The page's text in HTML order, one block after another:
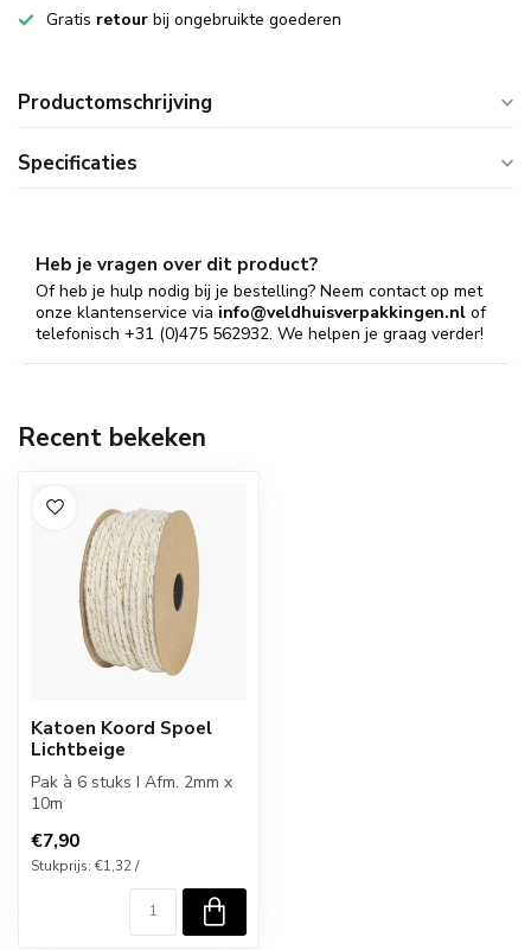
Gratis retour bij ongebruikte goederen
Productomschrijving
Specificaties
Heb je vragen over dit product?
Of heb je hulp nodig bij je bestelling? Neem contact op met
onze klantenservice via info@veldhuisverpakkingen.nl of
telefonisch +31 (0)475 562932. We helpen je graag verder!
Recent bekeken
Katoen Koord Spoel
Lichtbeige
Pak à 6 stuks I Afm. 2mm x
10m
€7,90
Stukprijs: €1,32 /